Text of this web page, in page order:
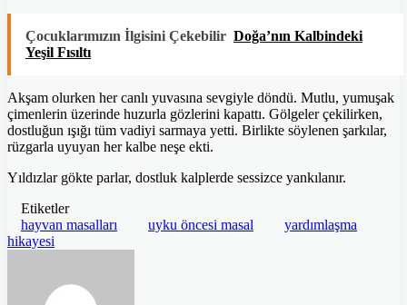
Çocuklarımızın İlgisini Çekebilir Doğa’nın Kalbindeki
Yeşil Fısıltı
Akşam olurken her canlı yuvasına sevgiyle döndü. Mutlu, yumuşak
çimenlerin üzerinde huzurla gözlerini kapattı. Gölgeler çekilirken,
dostluğun ışığı tüm vadiyi sarmaya yetti. Birlikte söylenen şarkılar,
rüzgarla uyuyan her kalbe neşe ekti.
Yıldızlar gökte parlar, dostluk kalplerde sessizce yankılanır.
Etiketler
hayvan masalları
uyku öncesi masal
yardımlaşma
hikayesi